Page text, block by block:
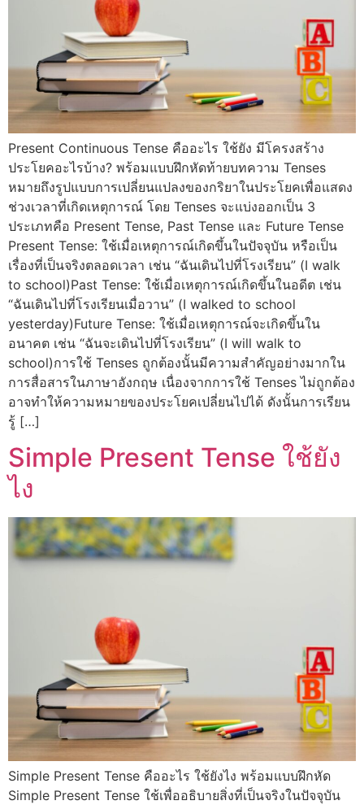
Present Continuous Tense คืออะไร ใช้ยัง มีโครงสร้าง
ประโยคอะไรบ้าง? พร้อมแบบฝึกหัดท้ายบทความ Tenses
หมายถึงรูปแบบการเปลี่ยนแปลงของกริยาในประโยคเพื่อแสดง
ช่วงเวลาที่เกิดเหตุการณ์ โดย Tenses จะแบ่งออกเป็น 3
ประเภทคือ Present Tense, Past Tense และ Future Tense
Present Tense: ใช้เมื่อเหตุการณ์เกิดขึ้นในปัจจุบัน หรือเป็น
เรื่องที่เป็นจริงตลอดเวลา เช่น “ฉันเดินไปที่โรงเรียน” (I walk
to school)Past Tense: ใช้เมื่อเหตุการณ์เกิดขึ้นในอดีต เช่น
“ฉันเดินไปที่โรงเรียนเมื่อวาน” (I walked to school
yesterday)Future Tense: ใช้เมื่อเหตุการณ์จะเกิดขึ้นใน
อนาคต เช่น “ฉันจะเดินไปที่โรงเรียน” (I will walk to
school)การใช้ Tenses ถูกต้องนั้นมีความสำคัญอย่างมากใน
การสื่อสารในภาษาอังกฤษ เนื่องจากการใช้ Tenses ไม่ถูกต้อง
อาจทำให้ความหมายของประโยคเปลี่ยนไปได้ ดังนั้นการเรียน
รู้ […]
Simple Present Tense ใช้ยัง
ไง
Simple Present Tense คืออะไร ใช้ยังไง พร้อมแบบฝึกหัด
Simple Present Tense ใช้เพื่ออธิบายสิ่งที่เป็นจริงในปัจจุบัน